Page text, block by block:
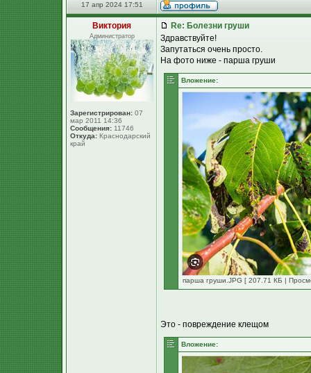
17 апр 2024 17:51
Виктория
Администратор
Зарегистрирован: 07
мар 2011 14:36
Сообщения: 11746
Откуда: Краснодарский
край
Re: Болезни груши
Здравствуйте!
Запутаться очень просто.
На фото ниже - парша груши
Вложение:
парша груши.JPG [ 207.71 КБ |
Это - повреждение клещом
Вложение: